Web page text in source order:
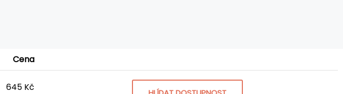
Cena
645 Kč